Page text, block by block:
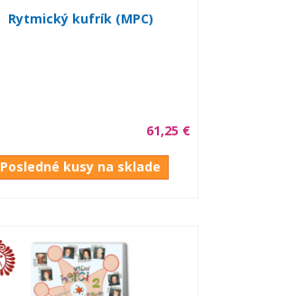
Rytmický kufrík (MPC)
61,25 €
Posledné kusy na sklade